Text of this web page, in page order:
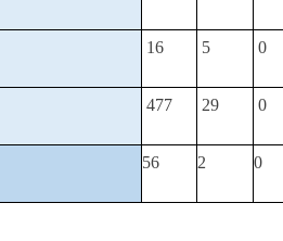
16 5 0
477 29 0
56 2 0